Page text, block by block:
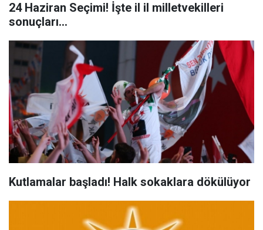
24 Haziran Seçimi! İşte il il milletvekilleri
sonuçları…
Kutlamalar başladı! Halk sokaklara dökülüyor